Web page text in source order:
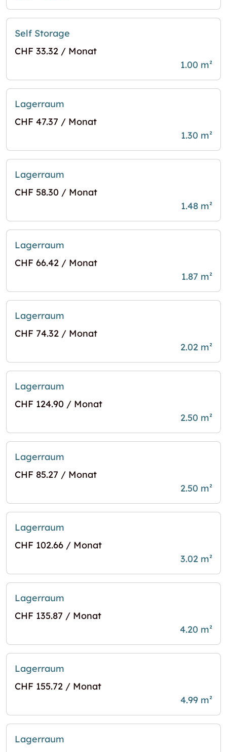
Self Storage
CHF 33.32 / Monat
1.00 m²
Lagerraum
CHF 47.37 / Monat
1.30 m²
Lagerraum
CHF 58.30 / Monat
1.48 m²
Lagerraum
CHF 66.42 / Monat
1.87 m²
Lagerraum
CHF 74.32 / Monat
2.02 m²
Lagerraum
CHF 124.90 / Monat
2.50 m²
Lagerraum
CHF 85.27 / Monat
2.50 m²
Lagerraum
CHF 102.66 / Monat
3.02 m²
Lagerraum
CHF 135.87 / Monat
4.20 m²
Lagerraum
CHF 155.72 / Monat
4.99 m²
Lagerraum